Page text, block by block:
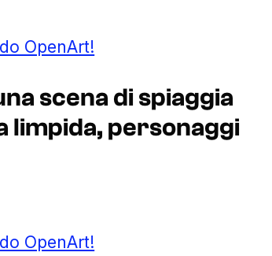
OpenArt!
scena di spiaggia
limpida, personaggi
OpenArt!